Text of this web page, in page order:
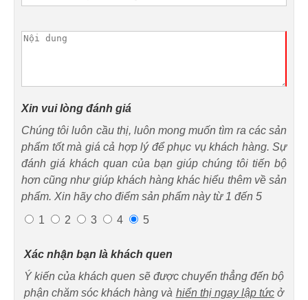
Xin vui lòng đánh giá
Chúng tôi luôn cầu thị, luôn mong muốn tìm ra các sản
phẩm tốt mà giá cả hợp lý để phục vụ khách hàng. Sự
đánh giá khách quan của bạn giúp chúng tôi tiến bộ
hơn cũng như giúp khách hàng khác hiểu thêm về sản
phẩm. Xin hãy cho điểm sản phẩm này từ 1 đến 5
1
2 3 4 5
Xác nhận bạn là khách quen
Ý kiến của khách quen sẽ được chuyển thẳng đến bộ
phận chăm sóc khách hàng và hiển thị ngay lập tứcở